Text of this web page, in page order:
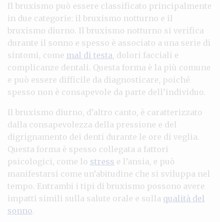
Il bruxismo può essere classificato principalmente
in due categorie: il bruxismo notturno e il
bruxismo diurno. Il bruxismo notturno si verifica
durante il sonno e spesso è associato a una serie di
sintomi, come mal di testa, dolori facciali e
complicanze dentali. Questa forma è la più comune
e può essere difficile da diagnosticare, poiché
spesso non è consapevole da parte dell’individuo.
Il bruxismo diurno, d’altro canto, è caratterizzato
dalla consapevolezza della pressione e del
digrignamento dei denti durante le ore di veglia.
Questa forma è spesso collegata a fattori
psicologici, come lo stress e l’ansia, e può
manifestarsi come un’abitudine che si sviluppa nel
tempo. Entrambi i tipi di bruxismo possono avere
impatti simili sulla salute orale e sulla qualità del
sonno.